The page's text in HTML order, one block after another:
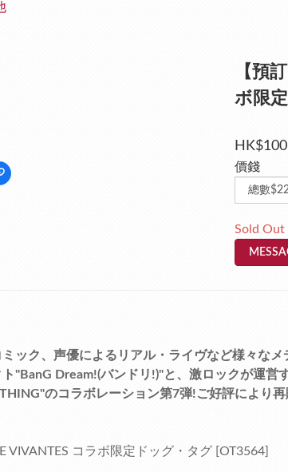
【預
ボ限
價錢
Sold Out
ック、声優によるリアル・ライヴなど様々な
"BanG Dream!(バンドリ!)"と、激ロックが運営
のコラボレーション第7弾!ご好評により
VIVANTES コラボ限定ドッグ・タグ [OT3564]